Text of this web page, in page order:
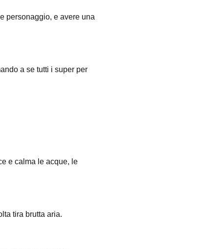
personaggio, e avere una
a se tutti i super per
e calma le acque, le
tira brutta aria.